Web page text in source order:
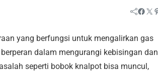
Facebook Twitter Pinterest
yang berfungsi untuk mengalirkan gas
dalam mengurangi kebisingan dan
seperti bobok knalpot bisa muncul,